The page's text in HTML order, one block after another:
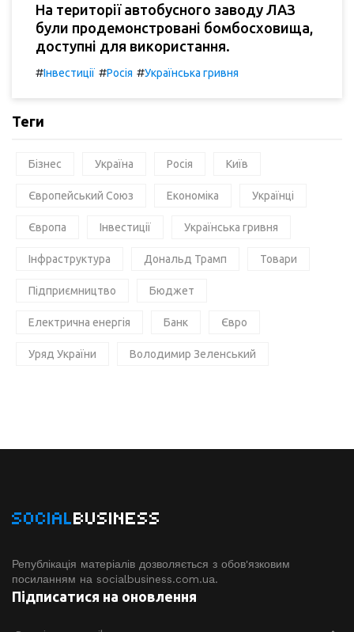
На території автобусного заводу ЛАЗ
були продемонстровані бомбосховища,
доступні для використання.
#Інвестиції #Росія #Українська гривня
Теги
Бізнес Україна Росія Київ
Європейський Союз Економіка Українці
Європа Інвестиції Українська гривня
Інфраструктура Дональд Трамп Товари
Підприємництво Бюджет
Електрична енергія Банк Євро
Уряд України Володимир Зеленський
SOCIALBUSINESS
Републікація матеріалів дозволяється з обов'язковим
посиланням на socialbusiness.com.ua.
Підписатися на оновлення